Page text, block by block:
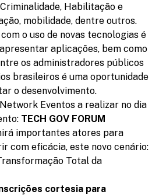
Habilitação e
mobilidade, dentre outros.
o uso de novas tecnologias é
aplicações, bem como
os administradores públicos
brasileiros é uma oportunidade
o desenvolvimento.
Eventos a realizar no dia
TECH GOV FORUM
importantes atores para
com eficácia, este novo cenário:
Total da
cortesia para